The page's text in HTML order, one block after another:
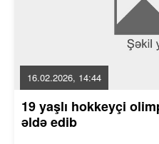
16.02.2026, 14:44
19 yaşlı hokkeyçi
əldə edib